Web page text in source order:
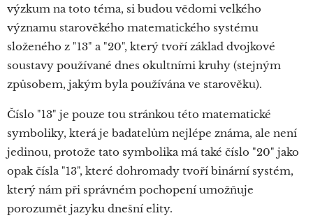
výzkum na toto téma, si budou vědomi velkého
významu starověkého matematického systému
složeného z "13" a "20", který tvoří základ dvojkové
soustavy používané dnes okultními kruhy (stejným
způsobem, jakým byla používána ve starověku).
Číslo "13" je pouze tou stránkou této matematické
symboliky, která je badatelům nejlépe známa, ale není
jedinou, protože tato symbolika má také číslo "20" jako
opak čísla "13", které dohromady tvoří binární systém,
který nám při správném pochopení umožňuje
porozumět jazyku dnešní elity.